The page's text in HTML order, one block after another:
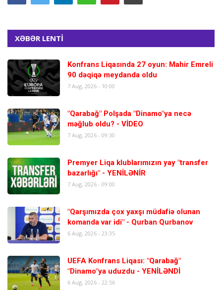
XƏBƏR LENTİ
Konfrans Liqasında 27 oyun: Mahir Emreli
90 dəqiqə meydanda oldu
7 Aug, 2026 - 10:00
"Qarabağ" Polşada "Dinamo"ya necə
məğlub oldu? - VİDEO
7 Aug, 2026 - 09:30
Premyer Liqa klublarımızın yay "transfer
bazarlığı" - YENİLƏNİR
7 Aug, 2026 - 09:00
"Qarşımızda çox yaxşı müdafiə olunan
komanda var idi" - Qurban Qurbanov
6 Aug, 2026 - 23:35
UEFA Konfrans Liqası: "Qarabağ"
"Dinamo"ya uduzdu - YENİLƏNDİ
6 Aug, 2026 - 22:56